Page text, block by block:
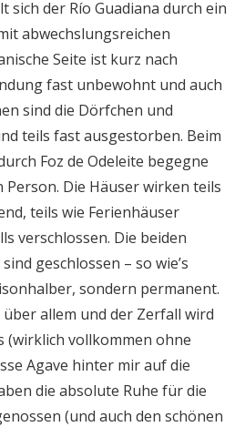
sich der Río Guadiana durch ein
abwechslungsreichen
Seite ist kurz nach
fast unbewohnt und auch
sind die Dörfchen und
teils fast ausgestorben. Beim
Foz de Odeleite begegne
Die Häuser wirken teils
teils wie Ferienhäuser
verschlossen. Die beiden
geschlossen – so wie’s
sondern permanent.
allem und der Zerfall wird
(wirklich vollkommen ohne
Agave hinter mir auf die
die absolute Ruhe für die
(und auch den schönen